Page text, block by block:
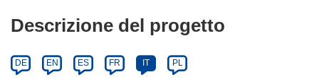
Descrizione del progetto
DE EN ES FR IT PL